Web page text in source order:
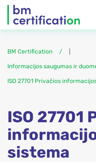
BM Certification
Informacijos saugumas ir
ISO 27701 Privačios
ISO 27701
sistema